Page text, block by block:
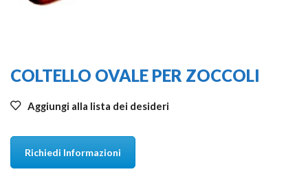
COLTELLO OVALE PER ZOCCOLI
Aggiungi alla lista dei desideri
Richiedi Informazioni